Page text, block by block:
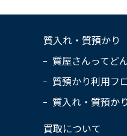
質入れ・質預かり
質屋さんってど
質預かり利用フ
質入れ・質預か
買取について